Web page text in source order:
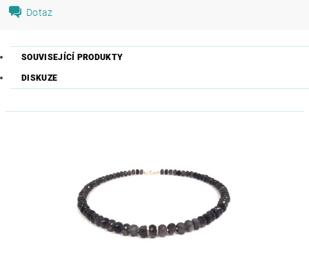
Dotaz
SOUVISEJÍCÍ PRODUKTY
DISKUZE